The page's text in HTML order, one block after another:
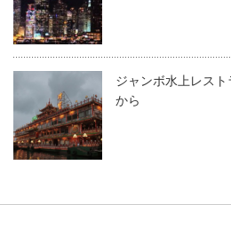
ジャンボ水上レス
から